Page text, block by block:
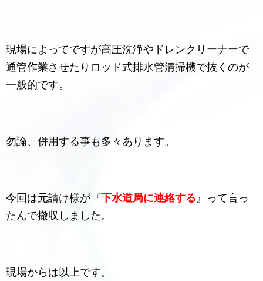
現場によってですが高圧洗浄やドレンクリーナーで
通管作業させたりロッド式排水管清掃機で抜くのが
一般的です。
勿論、併用する事も多々あります。
今回は元請け様が『下水道局に連絡する』って言っ
たんで撤収しました。
現場からは以上です。